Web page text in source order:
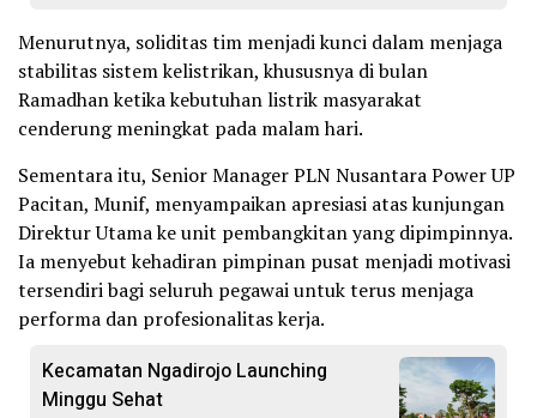
Menurutnya, soliditas tim menjadi kunci dalam menjaga
stabilitas sistem kelistrikan, khususnya di bulan
Ramadhan ketika kebutuhan listrik masyarakat
cenderung meningkat pada malam hari.
Sementara itu, Senior Manager PLN Nusantara Power UP
Pacitan, Munif, menyampaikan apresiasi atas kunjungan
Direktur Utama ke unit pembangkitan yang dipimpinnya.
Ia menyebut kehadiran pimpinan pusat menjadi motivasi
tersendiri bagi seluruh pegawai untuk terus menjaga
performa dan profesionalitas kerja.
Kecamatan Ngadirojo Launching
Minggu Sehat